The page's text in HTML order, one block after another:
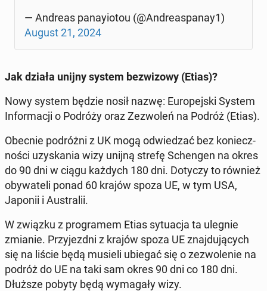
— Andreas pa­nay­io­tou (@An­dre­aspa­nay1)
August 21, 2024
Jak działa unijny system bez­wi­zo­wy (Etias)?
Nowy system będzie nosił nazwę: Eu­ro­pej­ski System
In­for­ma­cji o Podróży oraz Ze­zwo­leń na Podróż (Etias).
Obecnie po­dróż­ni z UK mogą od­wie­dzać bez ko­niecz­
no­ści uzy­ska­nia wizy unijną strefę Schen­gen na okres
do 90 dni w ciągu każdych 180 dni. Dotyczy to również
oby­wa­te­li ponad 60 krajów spoza UE, w tym USA,
Japonii i Au­stra­lii.
W związku z pro­gra­mem Etias sy­tu­acja ta ulegnie
zmianie. Przy­jezd­ni z krajów spoza UE znaj­du­ją­cych
się na liście będą musieli ubiegać się o ze­zwo­le­nie na
podróż do UE na taki sam okres 90 dni co 180 dni.
Dłuższe pobyty będą wy­ma­ga­ły wizy.